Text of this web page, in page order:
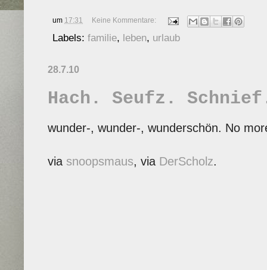
um 17:31 Keine Kommentare:
Labels: familie, leben, urlaub
28.7.10
Hach. Seufz.
wunder-, wunder-, wunderschön. No
via snoopsmaus, via DerScholz.